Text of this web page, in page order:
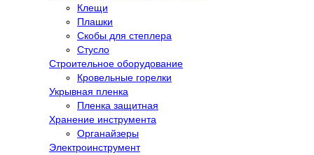
Клещи
Плашки
Скобы для степлера
Стусло
Строительное оборудование
Кровельные горелки
Укрывная пленка
Пленка защитная
Хранение инструмента
Органайзеры
Электроинструмент